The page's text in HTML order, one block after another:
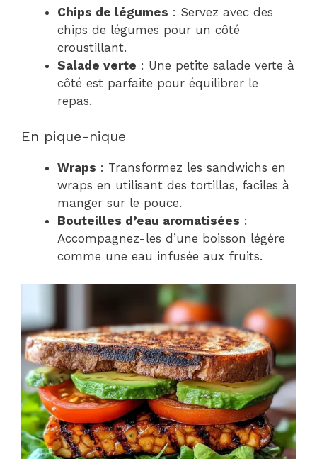
Chips de légumes : Servez avec des
chips de légumes pour un côté
croustillant.
Salade verte : Une petite salade verte à
côté est parfaite pour équilibrer le
repas.
En pique-nique
Wraps : Transformez les sandwichs en
wraps en utilisant des tortillas, faciles à
manger sur le pouce.
Bouteilles d’eau aromatisées :
Accompagnez-les d’une boisson légère
comme une eau infusée aux fruits.